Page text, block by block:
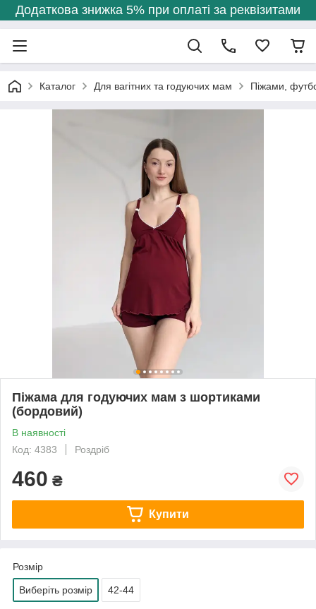
Додаткова знижка 5% при оплаті за реквізитами
Каталог Для вагітних та годуючих мам Піжами,
Піжама для годуючих мам з шортиками
(бордовий)
В наявності
Код: 4383
Роздріб
460 ₴
Купити
Розмір
Виберіть розмір 42-44